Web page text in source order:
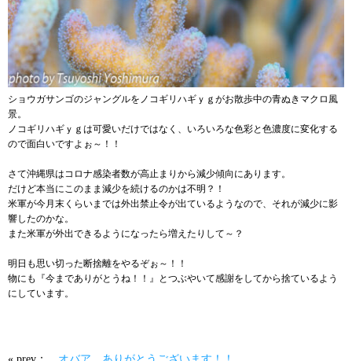
ショウガサンゴのジャングルをノコギリハギｙｇがお散歩中の青ぬきマクロ風
景。
ノコギリハギｙｇは可愛いだけではなく、いろいろな色彩と色濃度に変化する
ので面白いですよぉ～！！
さて沖縄県はコロナ感染者数が高止まりから減少傾向にあります。
だけど本当にこのまま減少を続けるのかは不明？！
米軍が今月末くらいまでは外出禁止令が出ているようなので、それが減少に影
響したのかな。
また米軍が外出できるようになったら増えたりして～？
明日も思い切った断捨離をやるぞぉ～！！
物にも『今までありがとうね！！』とつぶやいて感謝をしてから捨ているよう
にしています。